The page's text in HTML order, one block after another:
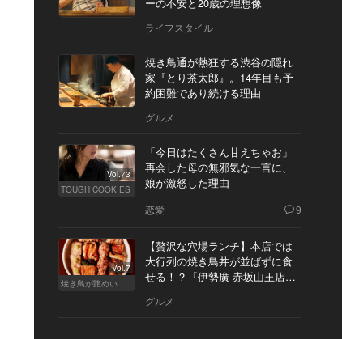
ライフスタイル
焼き鳥通が熱狂する渋谷の隠れ
家『とり茶太郎』。14年目も予
約困難であり続ける理由
グルメ
Vol.73
TOUGH COOKIES
「今日はたくさん甘えちゃお」
再会した母の無邪気な一言に、
娘が激怒した理由
恋愛 9
Vol.7
焼き鳥が艶めいてきた
【贅沢な穴場ランチ】本店では
大行列の焼き鳥丼が並ばずに食
せる！？『伊勢廣 赤坂山王店』
グルメ